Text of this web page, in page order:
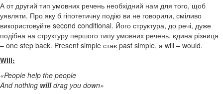
А от другий тип умовних речень необхідний нам для того, щоб
уявляти. Про яку б гіпотетичну подію ви не говорили, сміливо
використовуйте second conditional. Його структура, до речі, дуже
подібна на структуру першого типу умовних речень, єдина різниця
– one step back. Present simple стає past simple, а will – would.
Will:
«People help the people
And nothing willdrag you down»